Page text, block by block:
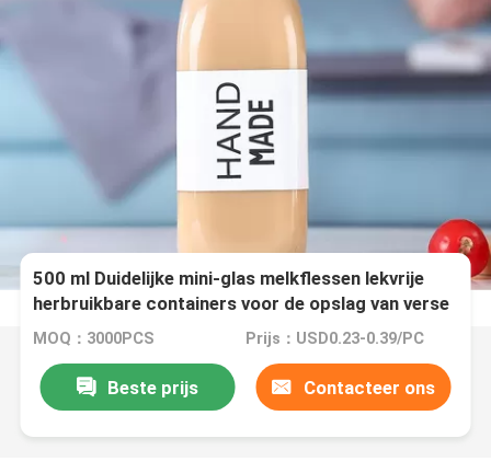
500 ml Duidelijke mini-glas melkflessen lekvrije
herbruikbare containers voor de opslag van verse
melk
MOQ：3000PCS Prijs：USD0.23-0.39/PC
Beste prijs Contacteer ons